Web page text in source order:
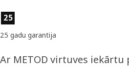
Preces īpašības
25
25 gadu garantija
Ar METOD virtuves